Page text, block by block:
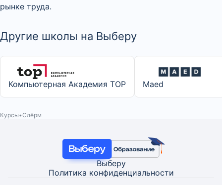
рынке труда.
Другие школы на Выберу
Компьютерная Академия TOP Maed
Курсы Слёрм
Выберу
Политика конфиденциальности